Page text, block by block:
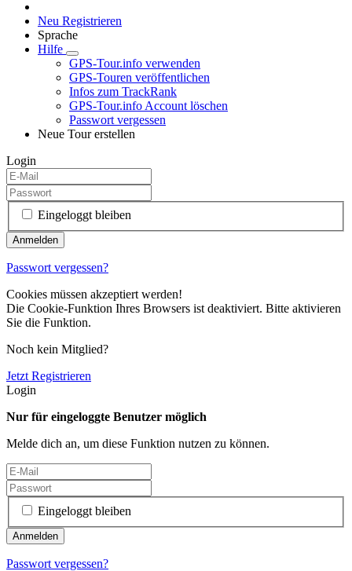
Neu Registrieren
Sprache
Hilfe
GPS-Tour.info verwenden
GPS-Touren veröffentlichen
Infos zum TrackRank
GPS-Tour.info Account löschen
Passwort vergessen
Neue Tour erstellen
Login
Eingeloggt bleiben
Passwort vergessen?
Cookies müssen akzeptiert werden!
Die Cookie-Funktion Ihres Browsers ist deaktiviert. Bitte aktivieren
Sie die Funktion.
Noch kein Mitglied?
Jetzt Registrieren
Login
Nur für eingeloggte Benutzer möglich
Melde dich an, um diese Funktion nutzen zu können.
Eingeloggt bleiben
Passwort vergessen?